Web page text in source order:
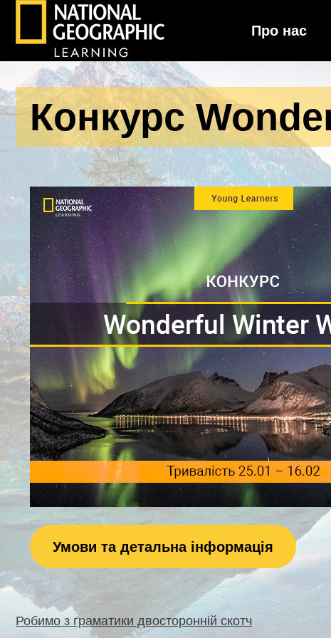
National Geographic Learning
Про нас
Конкурс
Умови та детальна інформація
Навігація
Робимо з граматики двосторонній скотч